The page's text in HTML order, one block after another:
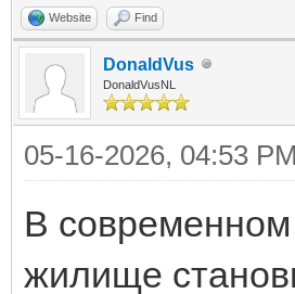
Website Find
DonaldVus
DonaldVusNL
05-16-2026, 04:53 PM
В
жилище